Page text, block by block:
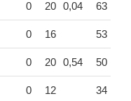
0 20 0,04 63
0 16 53
0 20 0,54 50
0 12 34